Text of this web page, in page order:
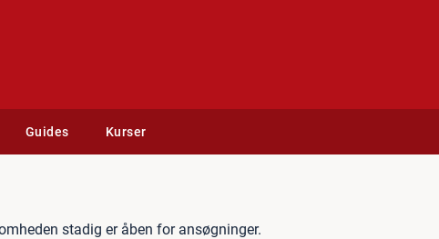
Guides Kurser
- Kongens Lyngby
stadig er åben for ansøgninger.